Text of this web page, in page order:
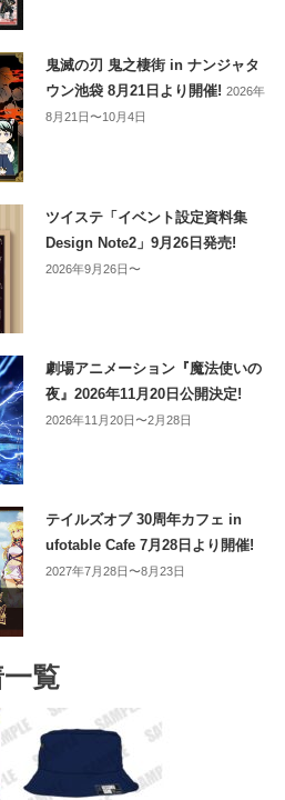
鬼滅の刃 鬼之棲街 in ナンジャタ
ウン池袋 8月21日より開催!2026年
8月21日〜10月4日
ツイステ「イベント設定資料集
Design Note2」9月26日発売!
2026年9月26日〜
劇場アニメーション『魔法使いの
夜』2026年11月20日公開決定!
2026年11月20日〜2月28日
テイルズオブ 30周年カフェ in
ufotable Cafe 7月28日より開催!
2027年7月28日〜8月23日
覧